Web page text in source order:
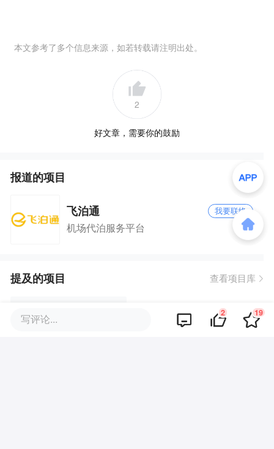
本文参考了多个信息来源，如若转载请注明出处。
2
好文章，需要你的鼓励
报道的项目
飞泊通 我要联络
机场代泊服务平台
提及的项目 查看项目库
写评论... 2 19